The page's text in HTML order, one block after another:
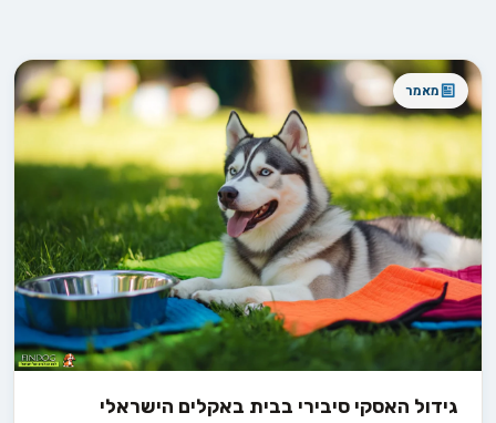
מאמר
גידול האסקי סיבירי בבית באקלים הישראלי